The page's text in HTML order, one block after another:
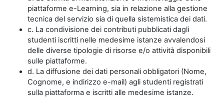
piattaforme e-Learning, sia in relazione alla gestione
tecnica del servizio sia di quella sistemistica dei dati.
c. La condivisione dei contributi pubblicati dagli
studenti iscritti nelle medesime istanze avvalendosi
delle diverse tipologie di risorse e/o attività disponibili
sulle piattaforme.
d. La diffusione dei dati personali obbligatori (Nome,
Cognome, e indirizzo e-mail) agli studenti registrati
sulla piattaforma e iscritti alle medesime istanze.